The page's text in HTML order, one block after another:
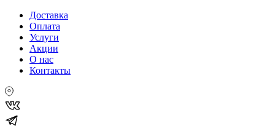
Доставка
Оплата
Услуги
Акции
О нас
Контакты